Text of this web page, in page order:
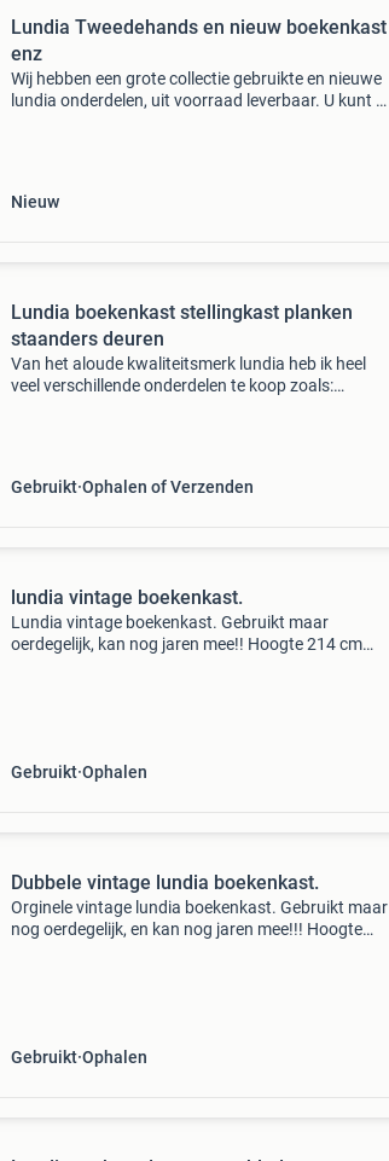
Lundia Tweedehands en nieuw boekenkast
enz
Wij hebben een grote collectie gebruikte en nieuwe
lundia onderdelen, uit voorraad leverbaar. U kunt bij
Nieuw
Lundia boekenkast stellingkast planken
staanders deuren
Van het aloude kwaliteitsmerk lundia heb ik heel
veel verschillende onderdelen te koop zoals:
Gebruikt Ophalen of Verzenden
lundia vintage boekenkast.
Lundia vintage boekenkast. Gebruikt maar
oerdegelijk, kan nog jaren mee!! Hoogte 214 cm
Gebruikt Ophalen
Dubbele vintage lundia boekenkast.
Orginele vintage lundia boekenkast. Gebruikt maar
nog oerdegelijk, en kan nog jaren mee!!! Hoogte
Gebruikt Ophalen